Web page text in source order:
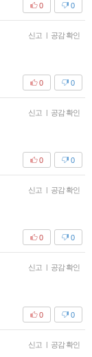
0
0
신고 | 공감 확인
0
0
신고 | 공감 확인
0
0
신고 | 공감 확인
0
0
신고 | 공감 확인
0
0
신고 | 공감 확인